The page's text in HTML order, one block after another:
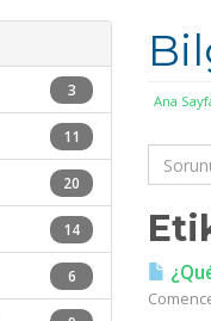
Ana
3
11
20
14
6